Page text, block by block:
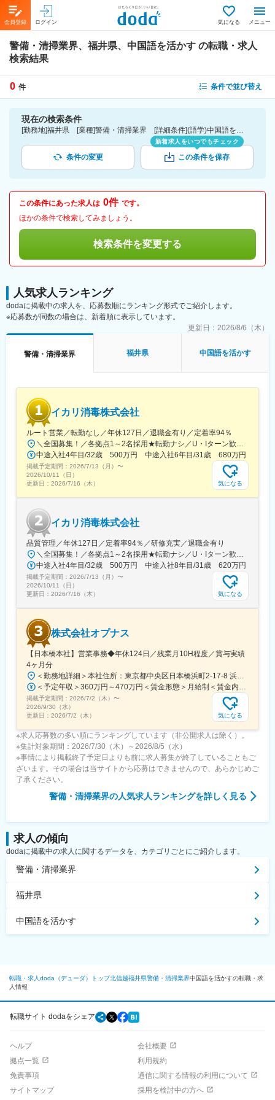
会員登録 ログイン 気になる メニュー
警備・清掃業界、福井県、中国語を活かす の転職・求人
検索結果
0 件 条件で並び替え
現在の検索条件
[勤務地]福井県 [業種]警備・清掃業界 [詳細条件](語学)中国語を活かす
条件の変更
新着求人をいつでもチェック
この条件を保存
この条件にあった求人は 0件 です。
ほかの条件で検索してみましょう。
検索条件を変更する
人気求人ランキング
dodaに掲載中の求人を、応募数順にランキング形式でご紹介します。
※応募数が同数の場合は、新着順に表示しています。
更新日： 2026/8/6（木）
警備・清掃業界 福井県 中国語を活かす
イカリ消毒株式会社
ルート営業／転勤なし／年休127日／退職金有り／定着率94％
＼全国募集！／各拠点1～2名採用★転勤ナシ／U・Iターン歓迎└配属先は100％希望を反映★マイカー通勤＆直行直帰OK（勤務地や現場による）＼積極採用エリア／【北海道】北海道／旭川市、北見市、釧路市【東北】宮城県／仙台市【関東】茨城県／つくば市 東京都／江東区、町田市、武蔵村山市 埼玉県／さいたま市、ふじみ野市 神奈川県／横浜市、藤沢市、伊勢原市 山梨県／中央市【東海】岐阜県／羽島市 愛知県／名古屋市、知立市 三重県／四日市市【北信越】新潟県／新潟市、長岡市【関西】京都府／京都市 大阪府／東大阪市 兵庫県／加古川市、神戸市、西宮市【中国】鳥取県／米子市 岡山県／岡山市【四国】徳島県／徳島市 広島県／福山市【九州】福岡県／福岡市 熊本県／熊本市 鹿児島県／鹿児島市※詳しい所在地は当社HPをご覧ください。https://www.ikari.co.jp/company/network/
中途入社4年目/32歳 500万円 中途入社6年目/31歳 680万円
掲載予定期間： 2026/7/13（月） 〜
2026/10/11（日）
更新日： 2026/7/16（木） 気になる
イカリ消毒株式会社
品質管理／年休127日／定着率94％／研修充実／退職金有り
＼全国募集！／各拠点1～2名採用★転勤ナシ／U・Iターン歓迎└配属先は100％希望を反映★マイカー通勤＆直行直帰OK（勤務地や現場による）＼積極採用エリア／【北海道】北海道／旭川市、北見市、釧路市【東北】宮城県／仙台市【関東】茨城県／つくば市 東京都／江東区、町田市、武蔵村山市 埼玉県／さいたま市、ふじみ野市 神奈川県／横浜市、藤沢市、伊勢原市 山梨県／中央市【東海】岐阜県／羽島市 愛知県／名古屋市、知立市 三重県／四日市市【北信越】新潟県／新潟市、長岡市【関西】京都府／京都市 大阪府／東大阪市 兵庫県／加古川市、神戸市、西宮市【中国】鳥取県／米子市 岡山県／岡山市【四国】徳島県／徳島市 広島県／福山市【九州】福岡県／福岡市 熊本県／熊本市 鹿児島県／鹿児島市※詳しい所在地は当社HPをご覧ください。https://www.ikari.co.jp/company/network/
中途入社4年目/32歳 500万円 中途入社8年目/31歳 620万円
掲載予定期間： 2026/7/13（月） 〜
2026/10/11（日）
更新日： 2026/7/16（木） 気になる
株式会社オプナス
【日本橋本社】営業事務◆年休124日／残業月10H程度／賞与実績
4ヶ月分
＜勤務地詳細＞本社住所：東京都中央区日本橋浜町2-17-8 浜町平和ビル4F勤務地最寄駅：都営新宿線／浜町駅受動喫煙対策：屋内全面禁煙変更の範囲：会社の定める事業所
＜予定年収＞360万円～470万円＜賃金形態＞月給制＜賃金内訳＞月額（基本給）：230,000円～284,000円その他固定手当/月：3,000円～10,000円＜月給＞233,000円～294,000円＜昇給有無＞有＜残業手当＞有＜給与補足＞■賞与：年二回支給（7月、12月）※前年度実績4か月分■給与は、ご経験・スキルに応じてオファー時に決定します■残業は、月平均で10時間程度（ビギナー社員では20時間くらい）賃金はあくまでも目安の金額であり、選考を通じて上下する可能性があります。月給(月額)は固定手当を含めた表記です。
掲載予定期間： 2026/7/2（木） 〜
2026/9/30（水）
更新日： 2026/7/2（木） 気になる
※求人応募数の多い順にランキングしています（非公開求人は除く）。
※集計対象期間：2026/7/30（木）～2026/8/5（水）
※事情により掲載終了予定日よりも前に求人募集が終了していることもご
ざいます。その場合は当サイトから応募はできませんので、あらかじめご
了承ください。
警備・清掃業界の人気求人ランキングを詳しく見る
求人の傾向
dodaに掲載中の求人に関するデータを、カテゴリごとにご紹介します。
警備・清掃業界
福井県
中国語を活かす
転職・求人doda（デューダ）トップ北信越福井県警備・清掃業界中国語を活かすの転職・求
人情報
転職サイト dodaをシェア
ヘルプ
会社概要
拠点一覧
利用規約
免責事項
通信に関する情報の利用について
サイトマップ
採用を検討中の方へ